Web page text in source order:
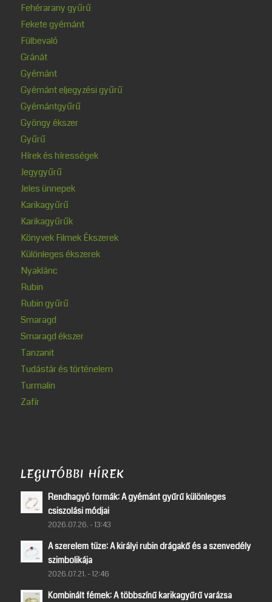
Fehérarany gyűrű
Fekete gyémánt
Fülbevaló
Gránát
Gyémánt
Gyémánt eljegyzési gyűrű
Gyémántgyűrű
Gyöngy ékszer
Gyűrű
Hírek és hírességek
Jegygyűrű
Jeles ünnepek
Karikagyűrű
Karikagyűrűk
Könyvek Filmek Ékszerek
Különleges ékszerek
Nyaklánc
Rubin
Rubin gyűrű
Smaragd
Smaragd ékszer
Tanzanit
Tudástár és történelem
Turmalin
Zafír
LEGUTÓBBI HÍREK
Rendhagyó formák: A gyémánt gyűrű különleges
csiszolási módjai
2026.07.26. - 13:43
A szerelem tüze: A királyi rubin drágakő és a szenvedély
szimbolikája
2026.07.21. - 12:46
Kombinált fémek: A többszínű karikagyűrű varázsa